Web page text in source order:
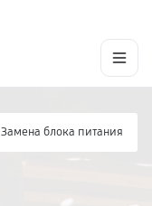
Замена блока питания